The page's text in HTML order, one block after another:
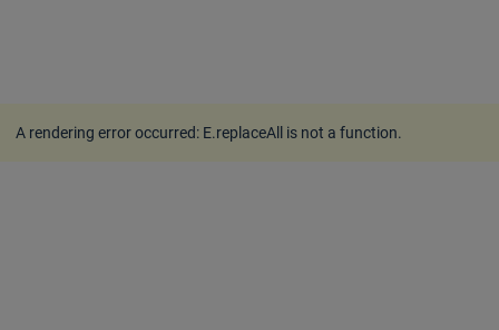
A rendering error occurred: E.replaceAll is not a function.